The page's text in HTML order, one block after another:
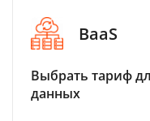
BaaS
Выбрать тариф
данных